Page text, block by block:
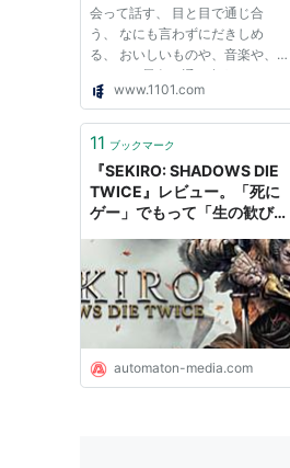
会って話す、 目と目で通じ合
う、 なにも言わずにだきしめ
る、 おいしいものや、音楽や、
きれいな景色で通じ合う‥‥、 コ
ミュニケーションの方法なら、
んて１行も書かなくたって、 楽
身、編集...
www.1101.com
11 ブックマーク
『SEKIRO: SHADOWS DIE
TWICE』レビュー。「死に
ゲー」でもって「生の歓び」
AUTOMATON
automaton-media.com